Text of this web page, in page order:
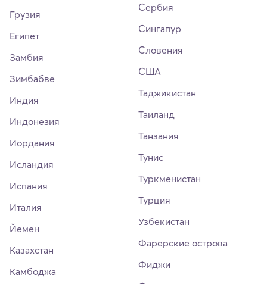
Грузия
Египет
Замбия
Зимбабве
Индия
Индонезия
Иордания
Исландия
Испания
Италия
Йемен
Казахстан
Камбоджа
Сербия
Сингапур
Словения
США
Таджикистан
Таиланд
Танзания
Тунис
Туркменистан
Турция
Узбекистан
Фарерские острова
Фиджи